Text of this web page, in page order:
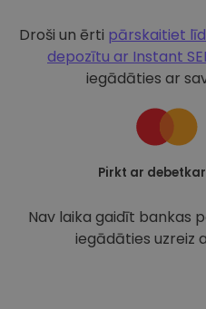
Droši un ērti pārskaitiet
depozītu ar Instant
iegādāties ar
Pirkt ar
Nav laika gaidīt bankas
iegādāties uzreiz